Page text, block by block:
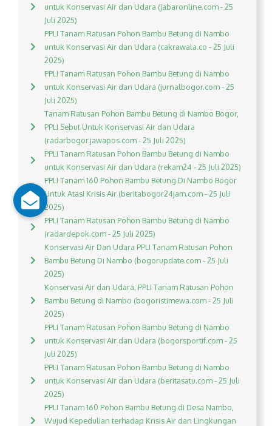
untuk Konservasi Air dan Udara (jabaronline.com - 25
Juli 2025)
PPLI Tanam Ratusan Pohon Bambu Betung di Nambo
untuk Konservasi Air dan Udara (cakrawala.co - 25 Juli
2025)
PPLI Tanam Ratusan Pohon Bambu Betung di Nambo
untuk Konservasi Air dan Udara (jurnalbogor.com - 25
Juli 2025)
Tanam Ratusan Pohon Bambu Betung di Nambo Bogor,
PPLI Sebut Untuk Konservasi Air dan Udara
(radarbogor.jawapos.com - 25 Juli 2025)
PPLI Tanam Ratusan Pohon Bambu Betung di Nambo
untuk Konservasi Air dan Udara (rekam24 - 25 Juli 2025)
PPLI Tanam 160 Pohon Bambu Betung Di Nambo Bogor
Untuk Atasi Krisis Air (beritabogor24jam.com - 25 Juli
2025)
PPLI Tanam Ratusan Pohon Bambu Betung di Nambo
(radardepok.com - 25 Juli 2025)
Konservasi Air Dan Udara PPLI Tanam Ratusan Pohon
Bambu Betung Di Nambo (bogorupdate.com - 25 Juli
2025)
Konservasi Air dan Udara, PPLI Tanam Ratusan Pohon
Bambu Betung di Nambo (bogoristimewa.com - 25 Juli
2025)
PPLI Tanam Ratusan Pohon Bambu Betung di Nambo
untuk Konservasi Air dan Udara (bogorsportif.com - 25
Juli 2025)
PPLI Tanam Ratusan Pohon Bambu Betung di Nambo
untuk Konservasi Air dan Udara (beritasatu.com - 25 Juli
2025)
PPLI Tanam 160 Pohon Bambu Betung di Desa Nambo,
Wujud Kepedulian terhadap Krisis Air dan Lingkungan